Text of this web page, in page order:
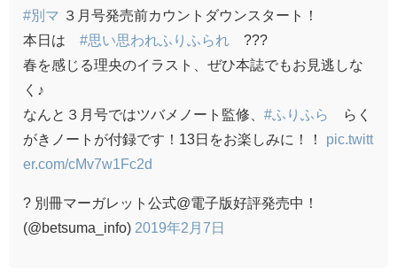
#別マ ３月号発売前カウントダウンスタート！
本日は #思い思われふりふられ ???
春を感じる理央のイラスト、ぜひ本誌でもお見逃しな
く♪
なんと３月号ではツバメノート監修、 #ふりふら
らく
がきノートが付録です！13日をお楽しみに！！ pic.twitt
er.com/cMv7w1Fc2d
? 別冊マーガレット公式@電子版好評発売中！
(@betsuma_info) 2019年2月7日